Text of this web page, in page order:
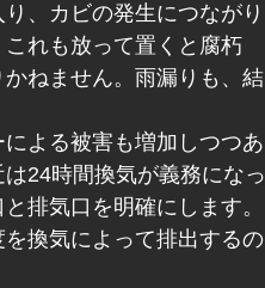
、カビの発生につながり
れも放って置くと腐朽
ねません。雨漏りも、結
よる被害も増加しつつあ
24時間換気が義務になっ
排気口を明確にします。
換気によって排出するの